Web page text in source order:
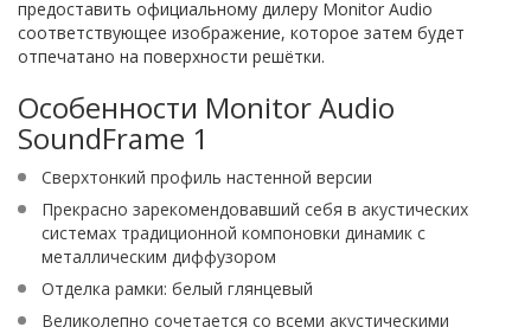
предоставить официальному дилеру Monitor Audio
соответствующее изображение, которое затем будет
отпечатано на поверхности решётки.
Особенности Monitor Audio
SoundFrame 1
Сверхтонкий профиль настенной версии
Прекрасно зарекомендовавший себя в акустических
системах традиционной компоновки динамик с
металлическим диффузором
Отделка рамки: белый глянцевый
Великолепно сочетается со всеми акустическими